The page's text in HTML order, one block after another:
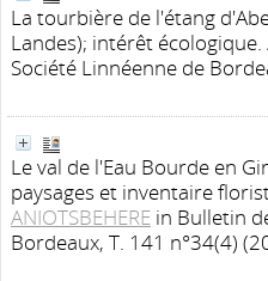
La tourbière de l'étang
Landes); intérêt écologique.
Société Linnéenne de
Le val de l'Eau Bourde en
paysages et inventaire
ANIOTSBEHERE in Bulletin
Bordeaux, T. 141 n°34(4)